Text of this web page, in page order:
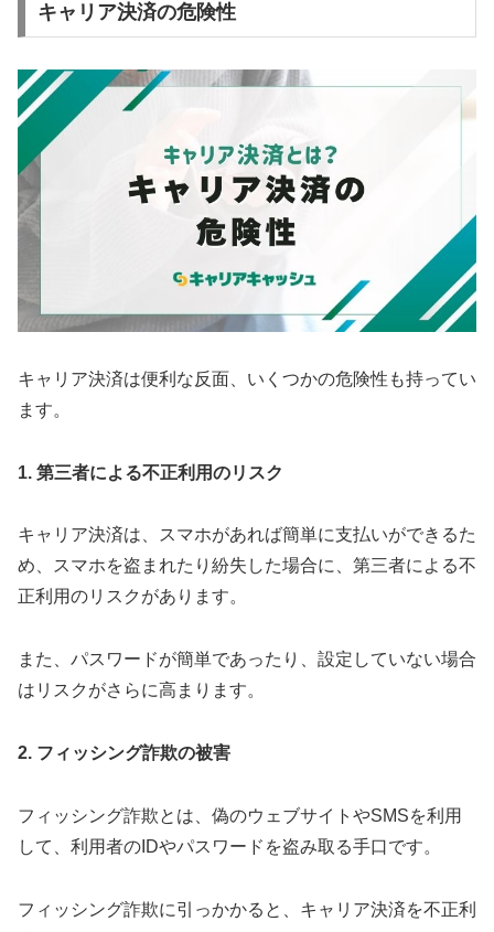
キャリア決済の危険性
キャリア決済は便利な反面、いくつかの危険性も持ってい
ます。
1. 第三者による不正利用のリスク
キャリア決済は、スマホがあれば簡単に支払いができるた
め、スマホを盗まれたり紛失した場合に、第三者による不
正利用のリスクがあります。
また、パスワードが簡単であったり、設定していない場合
はリスクがさらに高まります。
2. フィッシング詐欺の被害
フィッシング詐欺とは、偽のウェブサイトやSMSを利用
して、利用者のIDやパスワードを盗み取る手口です。
フィッシング詐欺に引っかかると、キャリア決済を不正利